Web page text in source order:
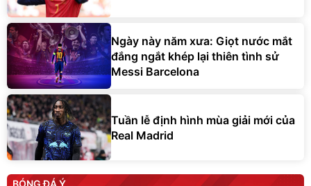
Ngày này năm xưa: Giọt nước mắt
đắng ngắt khép lại thiên tình sử
Messi Barcelona
Tuần lễ định hình mùa giải mới của
Real Madrid